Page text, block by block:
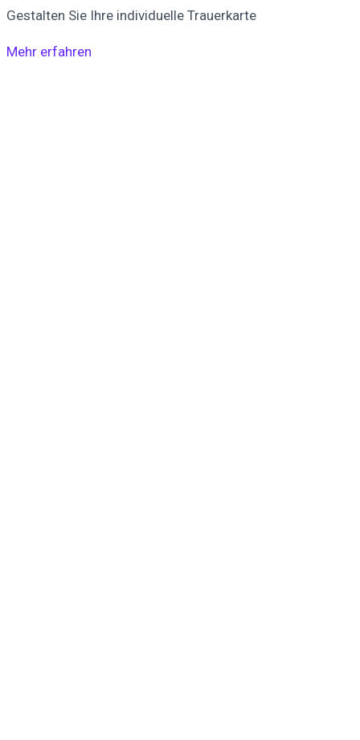
Gestalten Sie Ihre individuelle Trauerkarte
Mehr erfahren